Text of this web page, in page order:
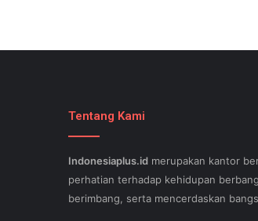
Tentang Kami
Indonesiaplus.id merupakan kantor
perhatian terhadap kehidupan
berimbang, serta mencerdaskan